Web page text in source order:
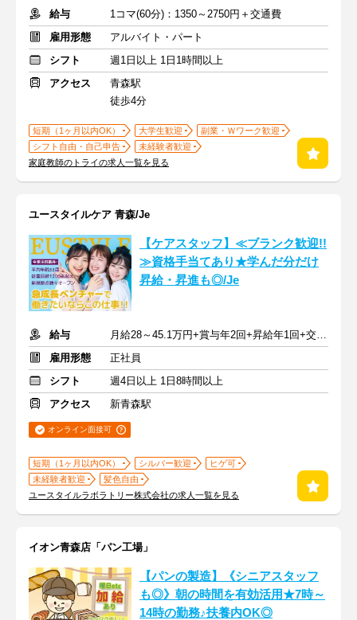
給与
1コマ(60分)：1350～2750円＋交通費
雇用形態
アルバイト・パート
シフト
週1日以上 1日1時間以上
アクセス
青森駅
徒歩4分
短期（1ヶ月以内OK） 大学生歓迎
副業・Ｗワーク歓迎
シフト自由・自己申告
未経験者歓迎
家庭教師のトライの求人一覧を見る
ユースタイルケア 青森/Je
【ケアスタッフ】≪ブランク歓迎!!
≫資格手当てあり★学んだ分だけ
昇給・昇進も◎/Je
給与
月給28～45.1万円+賞与年2回+昇給年1回+交通費全額
雇用形態
正社員
シフト
週4日以上 1日8時間以上
アクセス
新青森駅
オンライン面接可
短期（1ヶ月以内OK） シルバー歓迎
ヒゲ可
未経験者歓迎
髪色自由
ユースタイルラボラトリー株式会社の求人一覧を見る
イオン青森店「パン工場」
【パンの製造】《シニアスタッフ
も◎》朝の時間を有効活用★7時～
14時の勤務♪扶養内OK◎